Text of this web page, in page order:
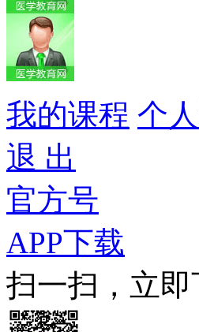
我的课程 个
退 出
官方号
APP下载
扫一扫，立即